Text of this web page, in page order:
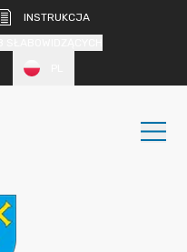
INSTRUKCJA